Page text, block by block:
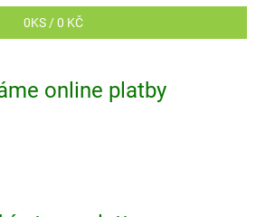
0KS /0 KČ
online platby